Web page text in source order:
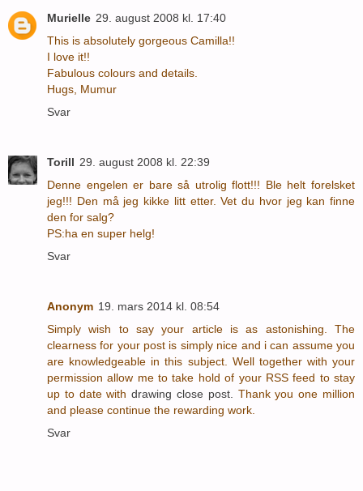
Murielle 29. august 2008 kl. 17:40
This is absolutely gorgeous Camilla!!
I love it!!
Fabulous colours and details.
Hugs, Mumur
Svar
Torill 29. august 2008 kl. 22:39
Denne engelen er bare så utrolig flott!!! Ble helt forelsket
jeg!!! Den må jeg kikke litt etter. Vet du hvor jeg kan finne
den for salg?
PS:ha en super helg!
Svar
Anonym 19. mars 2014 kl. 08:54
Simply wish to say your article is as astonishing. The
clearness for your post is simply nice and i can assume you
are knowledgeable in this subject. Well together with your
permission allow me to take hold of your RSS feed to stay
up to date withdrawing close post.
Thank you one million
and please continue the rewarding work.
Svar